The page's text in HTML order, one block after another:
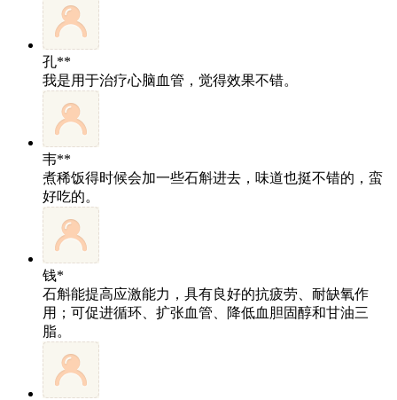
孔**
我是用于治疗心脑血管，觉得效果不错。
韦**
煮稀饭得时候会加一些石斛进去，味道也挺不错的，蛮
好吃的。
钱*
石斛能提高应激能力，具有良好的抗疲劳、耐缺氧作
用；可促进循环、扩张血管、降低血胆固醇和甘油三
脂。